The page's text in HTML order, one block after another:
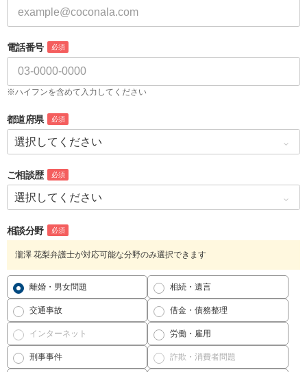
電話番号 必須
※ハイフンを含めて入力してください
都道府県 必須
ご相談歴 必須
相談分野 必須
瀧澤 花梨弁護士が対応可能な分野のみ選択できます
離婚・男女問題 相続・遺言
交通事故 借金・債務整理
インターネット 労働・雇用
刑事事件 詐欺・消費者問題